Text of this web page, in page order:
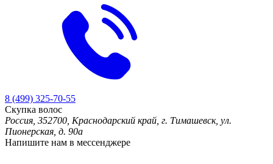
8 (499) 325-70-55
Скупка волос
Россия, 352700, Краснодарский край, г. Тимашевск, ул.
Пионерская, д. 90а
Напишите нам в мессенджере